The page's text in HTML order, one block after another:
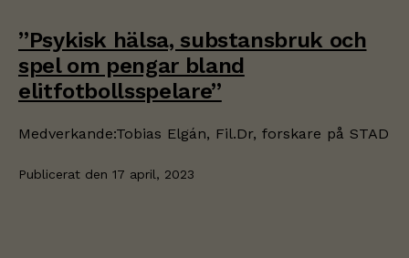
”Psykisk hälsa, substansbruk och
spel om pengar bland
elitfotbollsspelare”
Medverkande:Tobias Elgán, Fil.Dr, forskare på STAD
Publicerat den 17 april, 2023